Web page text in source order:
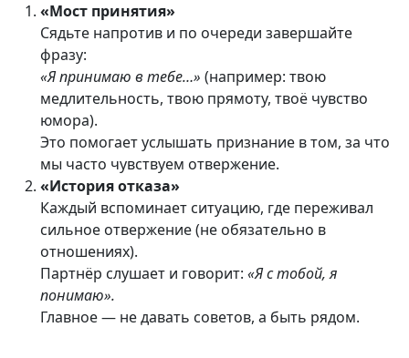
«Мост принятия»
Сядьте напротив и по очереди завершайте
фразу:
«Я принимаю в тебе…» (например: твою
медлительность, твою прямоту, твоё чувство
юмора).
Это помогает услышать признание в том, за что
мы часто чувствуем отвержение.
«История отказа»
Каждый вспоминает ситуацию, где переживал
сильное отвержение (не обязательно в
отношениях).
Партнёр слушает и говорит: «Я с тобой, я
понимаю».
Главное — не давать советов, а быть рядом.